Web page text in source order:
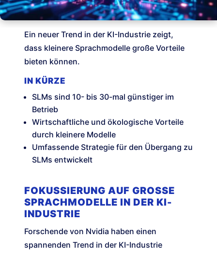
Ein neuer Trend in der KI-Industrie zeigt,
dass kleinere Sprachmodelle große Vorteile
bieten können.
IN KÜRZE
SLMs sind 10- bis 30-mal günstiger im
Betrieb
Wirtschaftliche und ökologische Vorteile
durch kleinere Modelle
Umfassende Strategie für den Übergang zu
SLMs entwickelt
FOKUSSIERUNG AUF GROSSE S
PRACHMODELLE IN DER KI-I
NDUSTRIE
Forschende von Nvidia haben einen
spannenden Trend in der KI-Industrie